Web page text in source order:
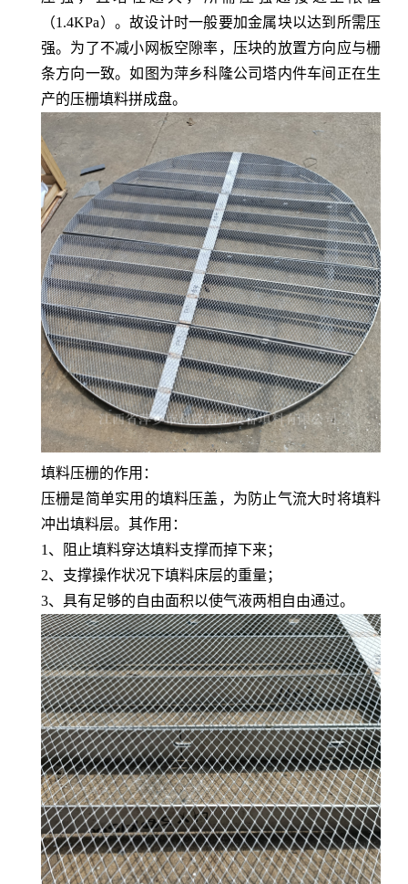
（1.4KPa）。故设计时一般要加金属块以达到所需压
强。为了不减小网板空隙率，压块的放置方向应与栅
条方向一致。如图为萍乡科隆公司塔内件车间正在生
产的压栅填料拼成盘。
填料压栅的作用：
压栅是简单实用的填料压盖，为防止气流大时将填料
冲出填料层。其作用：
1、阻止填料穿达填料支撑而掉下来；
2、支撑操作状况下填料床层的重量；
3、具有足够的自由面积以使气液两相自由通过。